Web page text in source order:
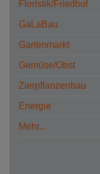
Floristik/Friedhof
GaLaBau
Gartenmarkt
Gemüse/Obst
Zierpflanzenbau
Energie
Mehr...